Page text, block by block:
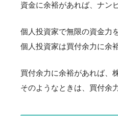
資金に余裕があれば、ナン
個人投資家で無限の資金力
個人投資家は買付余力に余
買付余力に余裕があれば、
そのようなときは、買付余